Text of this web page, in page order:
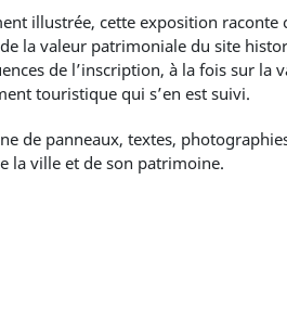
illustrée, cette exposition raconte
la valeur patrimoniale du site
de l’inscription, à la fois sur
touristique qui s’en est suivi.
de panneaux, textes,
la ville et de son patrimoine.